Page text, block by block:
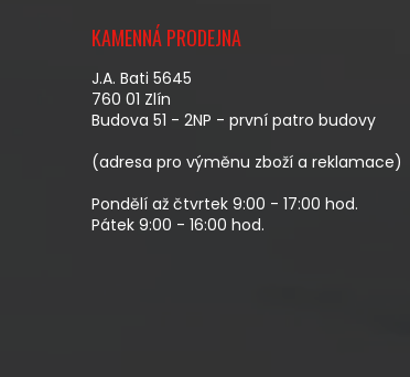
KAMENNÁ PRODEJNA
J.A. Bati 5645
760 01 Zlín
Budova 51 - 2NP - první patro budovy
(adresa pro výměnu zboží a reklamace)
Pondělí až čtvrtek 9:00 - 17:00 hod.
Pátek 9:00 - 16:00 hod.